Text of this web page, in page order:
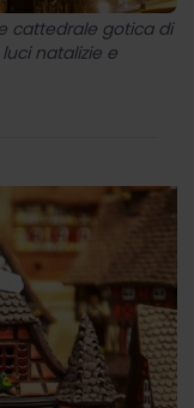
cattedrale gotica di
natalizie e